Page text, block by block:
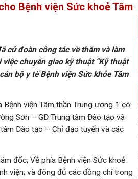
Bệnh viện Sức khoẻ Tâm
đoàn công tác về thăm và làm
chuyển giao kỹ thuật “Kỹ thuật
bộ y tế Bệnh viện Sức khỏe Tâm
viện Tâm thần Trung ương 1 có:
Sơn – GĐ Trung tâm Đào tạo và
Đào tạo – Chỉ đạo tuyến và các
đốc; Về phía Bệnh viện Sức khoẻ
viện; và đông đủ các đồng chí trong